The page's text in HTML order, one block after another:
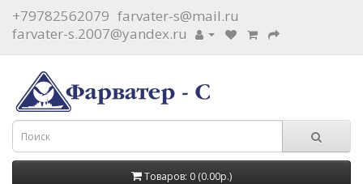
+79782562079 farvater-s@mail.ru
farvater-s.2007@yandex.ru
Товаров: 0 (0.00р.)